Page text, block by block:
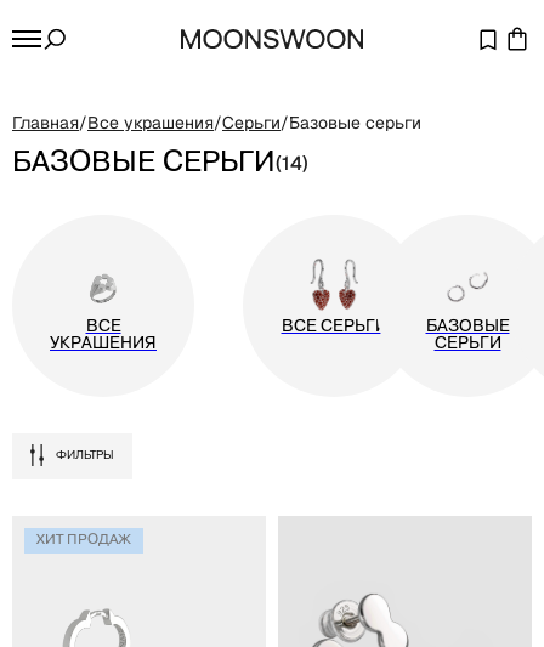
Главная/Все украшения/Серьги/Базовые серьги
Базовые серьги(14)
Все
украшения
Все серьги
Базовые
серьги
Фильтры
ХИТ ПРОДАЖ